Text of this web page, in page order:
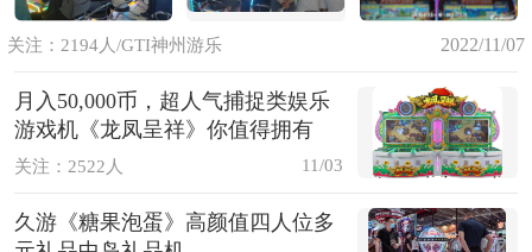
关注：2194人/GTI神州游乐 2022/11/07
月入50,000币，超人气捕捉类娱乐
游戏机《龙凤呈祥》你值得拥有
关注：2522人 11/03
久游《糖果泡蛋》高颜值四人位多